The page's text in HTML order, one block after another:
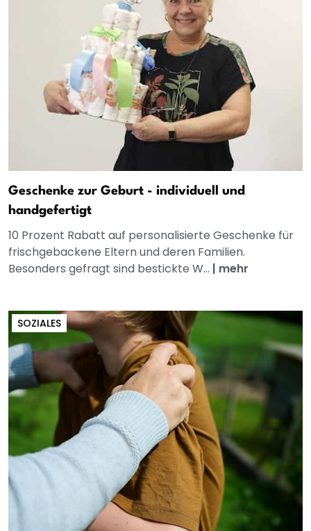
Geschenke zur Geburt - individuell und
handgefertigt
10 Prozent Rabatt auf personalisierte Geschenke für
frischgebackene Eltern und deren Familien.
Besonders gefragt sind bestickte W... | mehr
SOZIALES